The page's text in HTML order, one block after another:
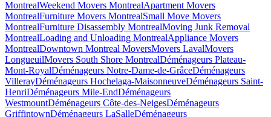
MontrealWeekend Movers MontrealApartment Movers
MontrealFurniture Movers MontrealSmall Move Movers
MontrealFurniture Disassembly MontrealMoving Junk Removal
MontrealLoading and Unloading MontrealAppliance Movers
MontrealDowntown Montreal MoversMovers LavalMovers
LongueuilMovers South Shore MontrealDéménageurs Plateau-
Mont-RoyalDéménageurs Notre-Dame-de-GrâceDéménageurs
VillerayDéménageurs Hochelaga-MaisonneuveDéménageurs Saint-
HenriDéménageurs Mile-EndDéménageurs
WestmountDéménageurs Côte-des-NeigesDéménageurs
GriffintownDéménageurs LaSalleDéménageurs